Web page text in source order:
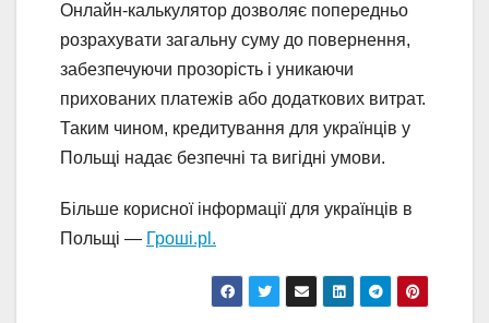
Онлайн-калькулятор дозволяє попередньо
розрахувати загальну суму до повернення,
забезпечуючи прозорість і уникаючи
прихованих платежів або додаткових витрат.
Таким чином, кредитування для українців у
Польщі надає безпечні та вигідні умови.
Більше корисної інформації для українців в
Польщі — Гроші.pl.